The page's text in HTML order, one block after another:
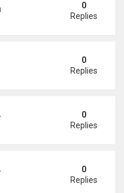
sau 26 năm
0
Replies
Lê
0
Replies
0
Replies
giới ở tuổi 18
0
Replies